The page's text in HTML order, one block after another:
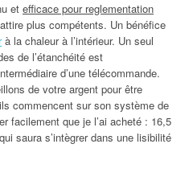
et efficace pour reglementation
plus compétents. Un bénéfice
à la chaleur à l’intérieur. Un seul
de l’étanchéité est
d’une télécommande.
de votre argent pour être
commencent sur son système de
facilement que je l’ai acheté : 16,5
saura s’intègrer dans une lisibilité